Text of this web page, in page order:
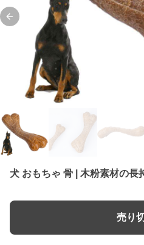
Previous slide
犬 おもちゃ 骨 | 木粉素材の長
売り